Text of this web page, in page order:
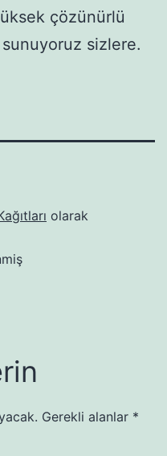
çözünürlü
sunuyoruz sizlere.
olarak
Gerekli alanlar *